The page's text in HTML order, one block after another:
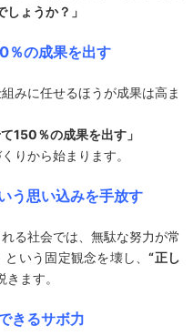
ょうか？」
％の成果を出す
みに任せるほうが成果は高ま
150％の成果を出す」
りから始まります。
う思い込みを手放す
る社会では、無駄な努力が常
という固定観念を壊し、“正し
きます。
きるサボ力